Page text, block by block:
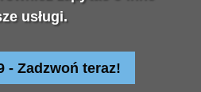
usługi.
- Zadzwoń teraz!